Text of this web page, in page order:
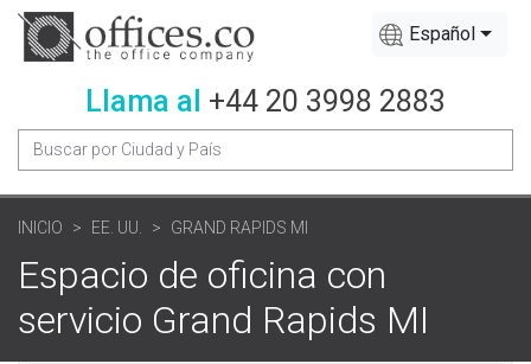
Español
Llama al +44 20 3998 2883
INICIO EE. UU. GRAND RAPIDS MI
Espacio de oficina con
servicio Grand Rapids MI